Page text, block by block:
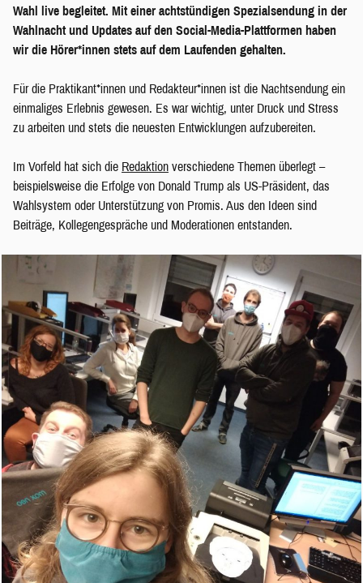
Wahl live begleitet. Mit einer achtstündigen Spezialsendung in der
Wahlnacht und Updates auf den Social-Media-Plattformen haben
wir die Hörer*innen stets auf dem Laufenden gehalten.
Für die Praktikant*innen und Redakteur*innen ist die Nachtsendung ein
einmaliges Erlebnis gewesen. Es war wichtig, unter Druck und Stress
zu arbeiten und stets die neuesten Entwicklungen aufzubereiten.
Im Vorfeld hat sich die Redaktion verschiedene Themen überlegt –
beispielsweise die Erfolge von Donald Trump als US-Präsident, das
Wahlsystem oder Unterstützung von Promis. Aus den Ideen sind
Beiträge, Kollegengespräche und Moderationen entstanden.